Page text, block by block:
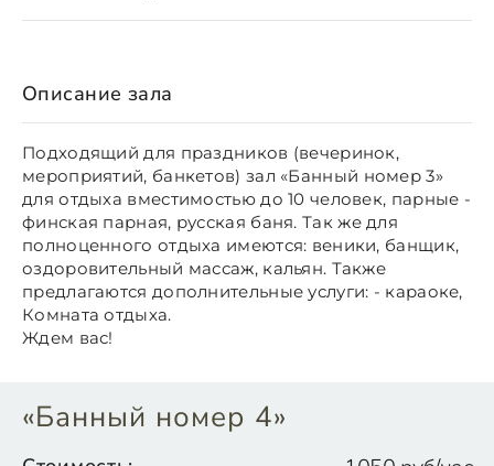
Описание зала
Подходящий для праздников (вечеринок,
мероприятий, банкетов) зал «Банный номер 3»
для отдыха вместимостью до 10 человек, парные -
финская парная, русская баня. Так же для
полноценного отдыха имеются: веники, банщик,
оздоровительный массаж, кальян. Также
предлагаются дополнительные услуги: - караоке,
Комната отдыха.
Ждем вас!
«Банный номер 4»